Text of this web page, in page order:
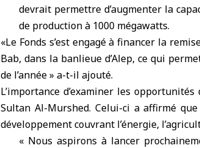
devrait permettre d’augmenter la
de production à 1000 mégawatts.
«Le Fonds s’est engagé à financer la
Bab, dans la banlieue d’Alep, ce qui
de l’année » a-t-il ajouté.
L’importance d’examiner les
Sultan Al-Murshed. Celui-ci a affirmé
développement couvrant l’énergie,
« Nous aspirons à lancer